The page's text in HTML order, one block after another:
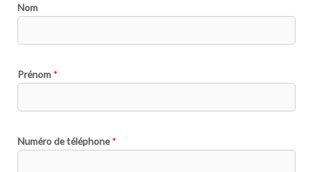
Nom
Prénom *
Numéro de téléphone*